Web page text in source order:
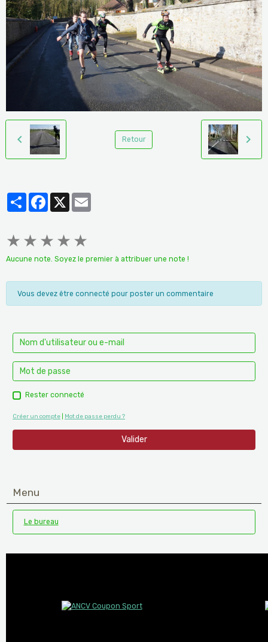
Retour
PartagerFacebook
★ ★ ★ ★ ★
Aucune note. Soyez le premier à attribuer une note !
Vous devez être connecté pour poster un commentaire
Rester connecté
Créer un compte Mot de passe perdu ?
Valider
Menu
Le bureau